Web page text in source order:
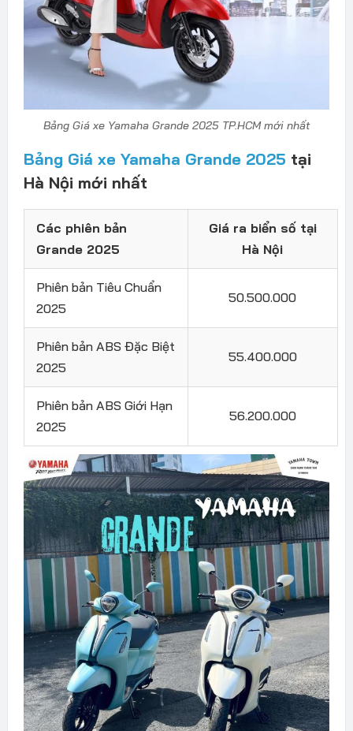
Bảng Giá xe Yamaha Grande 2025 TP.HCM mới nhất
Bảng Giá xe Yamaha Grande 2025 tại
Hà Nội mới nhất
Các phiên bản
Grande 2025
Giá ra biển số tại
Hà Nội
Phiên bản Tiêu Chuẩn
2025
50.500.000
Phiên bản ABS Đặc Biệt
2025
55.400.000
Phiên bản ABS Giới Hạn
2025
56.200.000